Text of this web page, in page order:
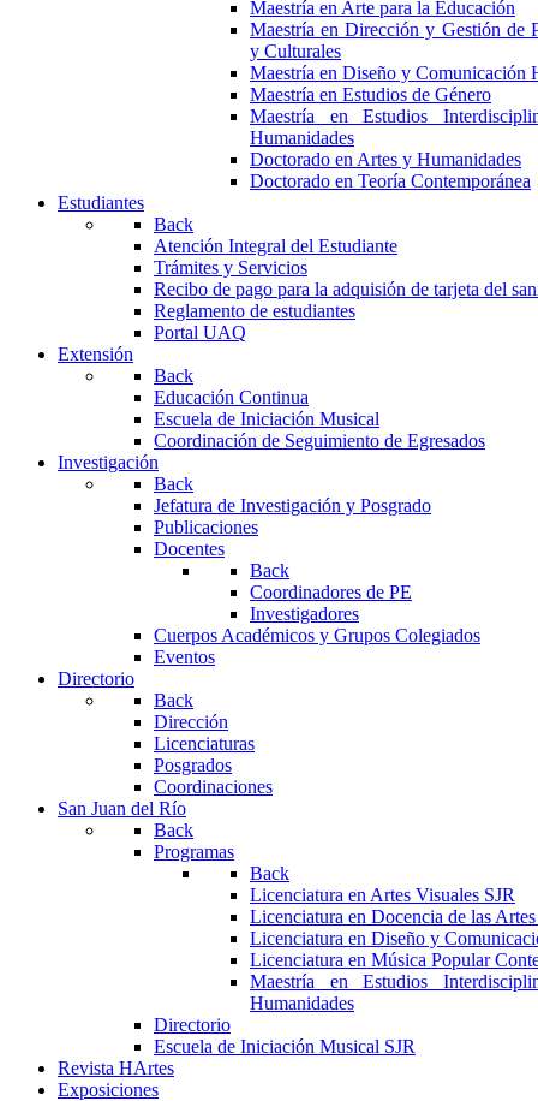
Maestría en Arte para la Educación
Maestría en Dirección y Gestión de
y Culturales
Maestría en Diseño y Comunicación
Maestría en Estudios de Género
Maestría en Estudios
Humanidades
Doctorado en Artes y Humanidades
Doctorado en Teoría Contemporánea
Estudiantes
Back
Atención Integral del Estudiante
Trámites y Servicios
Recibo de pago para la adquisión de tarjeta del
Reglamento de estudiantes
Portal UAQ
Extensión
Back
Educación Continua
Escuela de Iniciación Musical
Coordinación de Seguimiento de Egresados
Investigación
Back
Jefatura de Investigación y Posgrado
Publicaciones
Docentes
Back
Coordinadores de PE
Investigadores
Cuerpos Académicos y Grupos Colegiados
Eventos
Directorio
Back
Dirección
Licenciaturas
Posgrados
Coordinaciones
San Juan del Río
Back
Programas
Back
Licenciatura en Artes Visuales SJR
Licenciatura en Docencia de las
Licenciatura en Diseño y
Licenciatura en Música Popular
Maestría en Estudios
Humanidades
Directorio
Escuela de Iniciación Musical SJR
Revista HArtes
Exposiciones